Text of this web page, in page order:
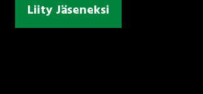
Liity Jäseneksi